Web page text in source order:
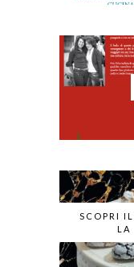
SCOPRI
LA